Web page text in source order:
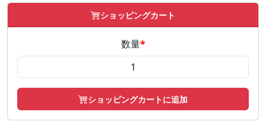
ショッピングカート
数量*
ショッピングカートに追加